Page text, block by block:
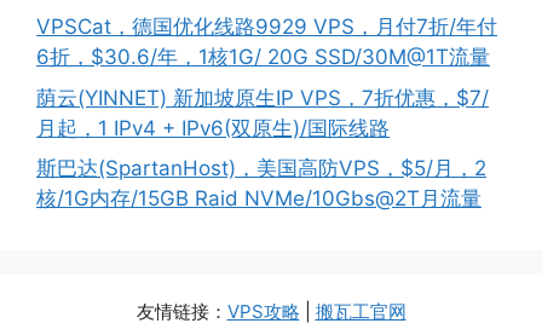
VPSCat，德国优化线路9929 VPS，月付7折/年付
6折，$30.6/年，1核1G/ 20G SSD/30M@1T流量
荫云(YINNET) 新加坡原生IP VPS，7折优惠，$7/
月起，1 IPv4 + IPv6(双原生)/国际线路
斯巴达(SpartanHost)，美国高防VPS，$5/月，2
核/1G内存/15GB Raid NVMe/10Gbs@2T月流量
友情链接： VPS攻略 搬瓦工官网